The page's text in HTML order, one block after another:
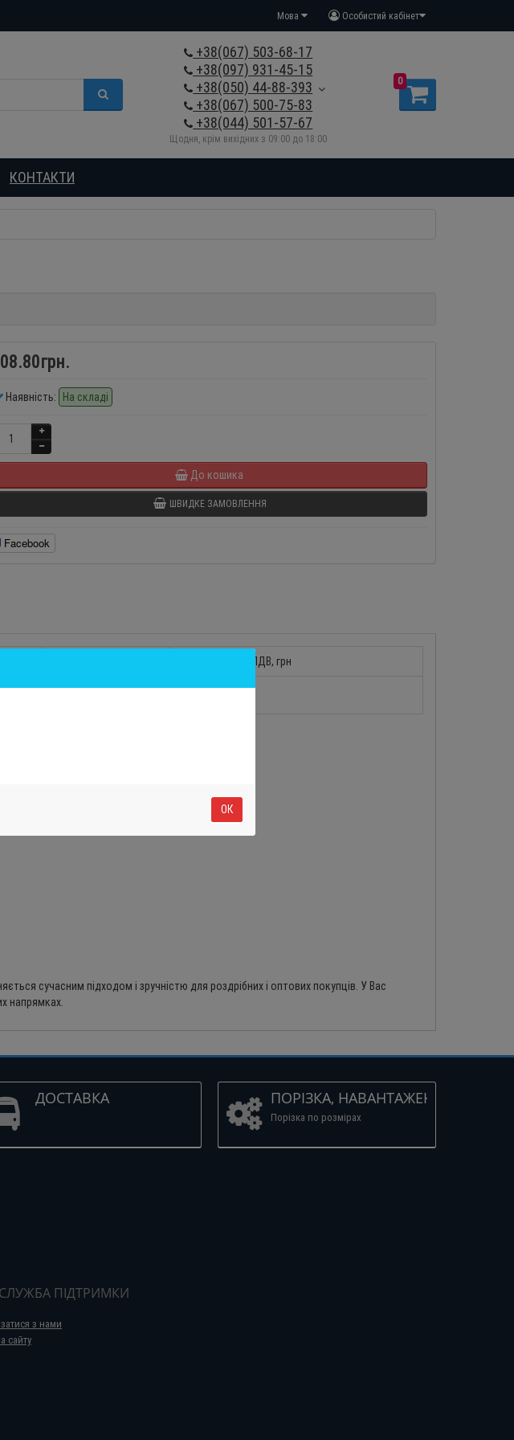
Особистий кабінет
Мова
+38(067) 503-68-17
+38(097) 931-45-15
+38(050) 44-88-393
+38(067) 500-75-83
+38(044) 501-57-67
Щодня, крім вихідних з 09:00 до 18:00
0
КОНТАКТИ
Наявність: На складі
До кошика
ШВИДКЕ ЗАМОВЛЕННЯ
Facebook
Ціна за тонну с ПДВ, грн
208.80
сучасним підходом і зручністю для роздрібних і оптових покупців. У Вас
напрямках.
ДОСТАВКА ПОРІЗКА, НАВАНТАЖЕННЯ
Порізка по розмірах
СЛУЖБА ПІДТРИМКИ
з нами
сайту
ОК